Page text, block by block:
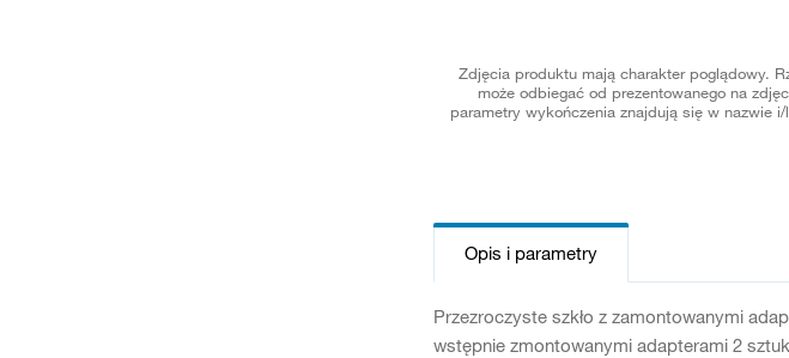
Zdjęcia produktu mają charakter poglądowy.
może odbiegać od prezentowanego na
parametry wykończenia znajdują się w nazwie
Opis i parametry
Przezroczyste szkło z zamontowanymi
wstępnie zmontowanymi adapterami 2